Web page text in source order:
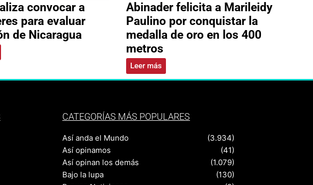
convocar a
para evaluar
de Nicaragua
Abinader felicita a Marileidy
Paulino por conquistar la
medalla de oro en los 400
metros
Leer más
CATEGORÍAS MÁS POPULARES
Así anda el Mundo
(3.934)
Así opinamos
(41)
Así opinan los demás
(1.079)
Bajo la lupa
(130)